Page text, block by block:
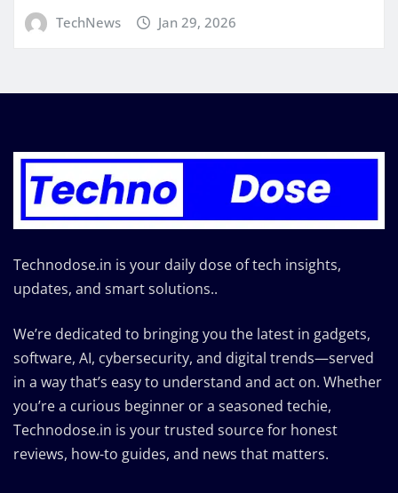
TechNews Jan 29, 2026
Technodose.in is your daily dose of tech insights,
updates, and smart solutions..
We’re dedicated to bringing you the latest in gadgets,
software, AI, cybersecurity, and digital trends—served
in a way that’s easy to understand and act on. Whether
you’re a curious beginner or a seasoned techie,
Technodose.in is your trusted source for honest
reviews, how-to guides, and news that matters.